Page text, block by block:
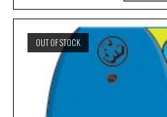
OUT OF STOCK